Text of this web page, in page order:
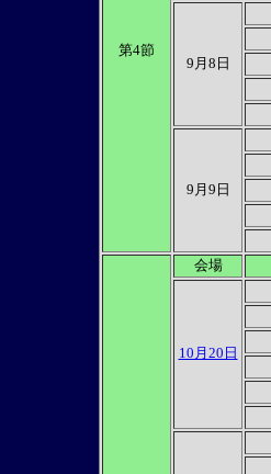
第4節
9月8日
9月9日
会場
10月20日